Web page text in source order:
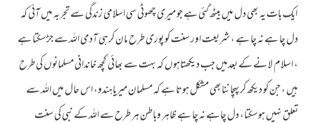
ایک بات یہ بھی دل میں بیٹھ گئی ہے جو میری چھوٹی سی اسلامی زندگی سے تجربہ میں آئی کہ
دل چا ہے نہ چا ہے ، شریعت اور سنت کو پوری طرح مان کرہی آدمی اللہ سے جڑسکتا ہے
، اسلام لا نے کے بعدمیں جب دیکھتاہوں کہ بہت سے بھائی کچھ خاندانی مسلمانوں کی طرح
ہیں ، جن کو دیکھ کرپہچاننابھی مشکل ہوتا ہے کہ مسلمان میریاہندو، اس حال میں اللہ سے
تعلق نہیں ہوسکتا، دل چاہے نہ چا ہے ظاہر وباطن ہر طرح سے اللہ کے نبی کی سنت